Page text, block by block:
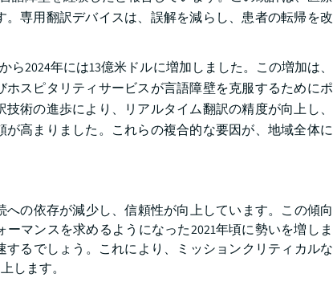
専用翻訳デバイスは、誤解を減らし、患者の転帰を改
2024年には13億米ドルに増加しました。この増加は、
スピタリティサービスが言語障壁を克服するためにポ
術の進歩により、リアルタイム翻訳の精度が向上し、
高まりました。これらの複合的な要因が、地域全体に
の依存が減少し、信頼性が向上しています。この傾向
マンスを求めるようになった2021年頃に勢いを増しま
るでしょう。これにより、ミッションクリティカルな
します。